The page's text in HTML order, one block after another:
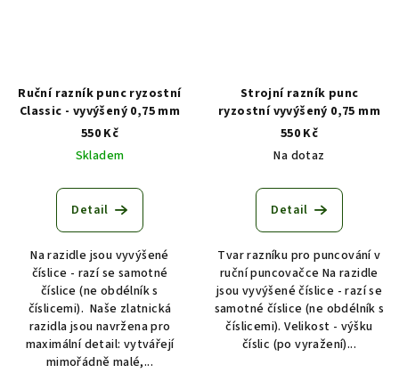
Ruční razník punc ryzostní
Classic - vyvýšený 0,75 mm
550 Kč
Skladem
Detail
Na razidle jsou vyvýšené
číslice - razí se samotné
číslice (ne obdélník s
číslicemi). Naše zlatnická
razidla jsou navržena pro
maximální detail: vytvářejí
mimořádně malé,...
Strojní razník punc
ryzostní vyvýšený 0,75 mm
550 Kč
Na dotaz
Detail
Tvar razníku pro puncování v
ruční puncovačce Na razidle
jsou vyvýšené číslice - razí se
samotné číslice (ne obdélník s
číslicemi). Velikost - výšku
číslic (po vyražení)...